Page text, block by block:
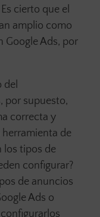
Es cierto que el
amplio como
Google Ads, por
, por supuesto,
correcta y
de
los tipos de
configurar?
de anuncios
Ads o